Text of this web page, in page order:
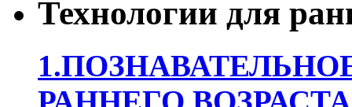
Технологии для